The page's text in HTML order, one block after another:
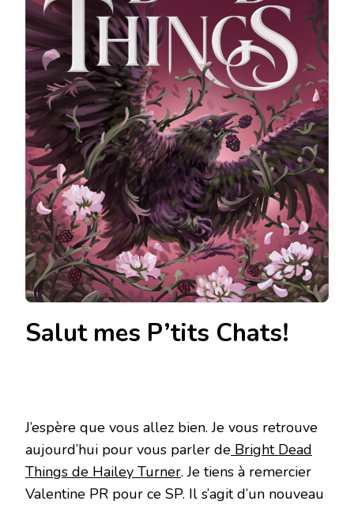
Salut mes P’tits Chats!
J’espère que vous allez bien. Je vous retrouve
aujourd’hui pour vous parler de Bright Dead
Things de Hailey Turner. Je tiens à remercier
Valentine PR pour ce SP. Il s’agit d’un nouveau